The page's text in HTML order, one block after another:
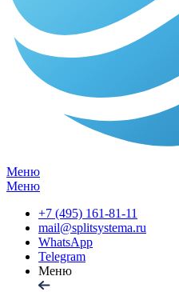
Меню
Меню
+7 (495) 161-81-11
mail@splitsystema.ru
WhatsApp
Telegram
Меню